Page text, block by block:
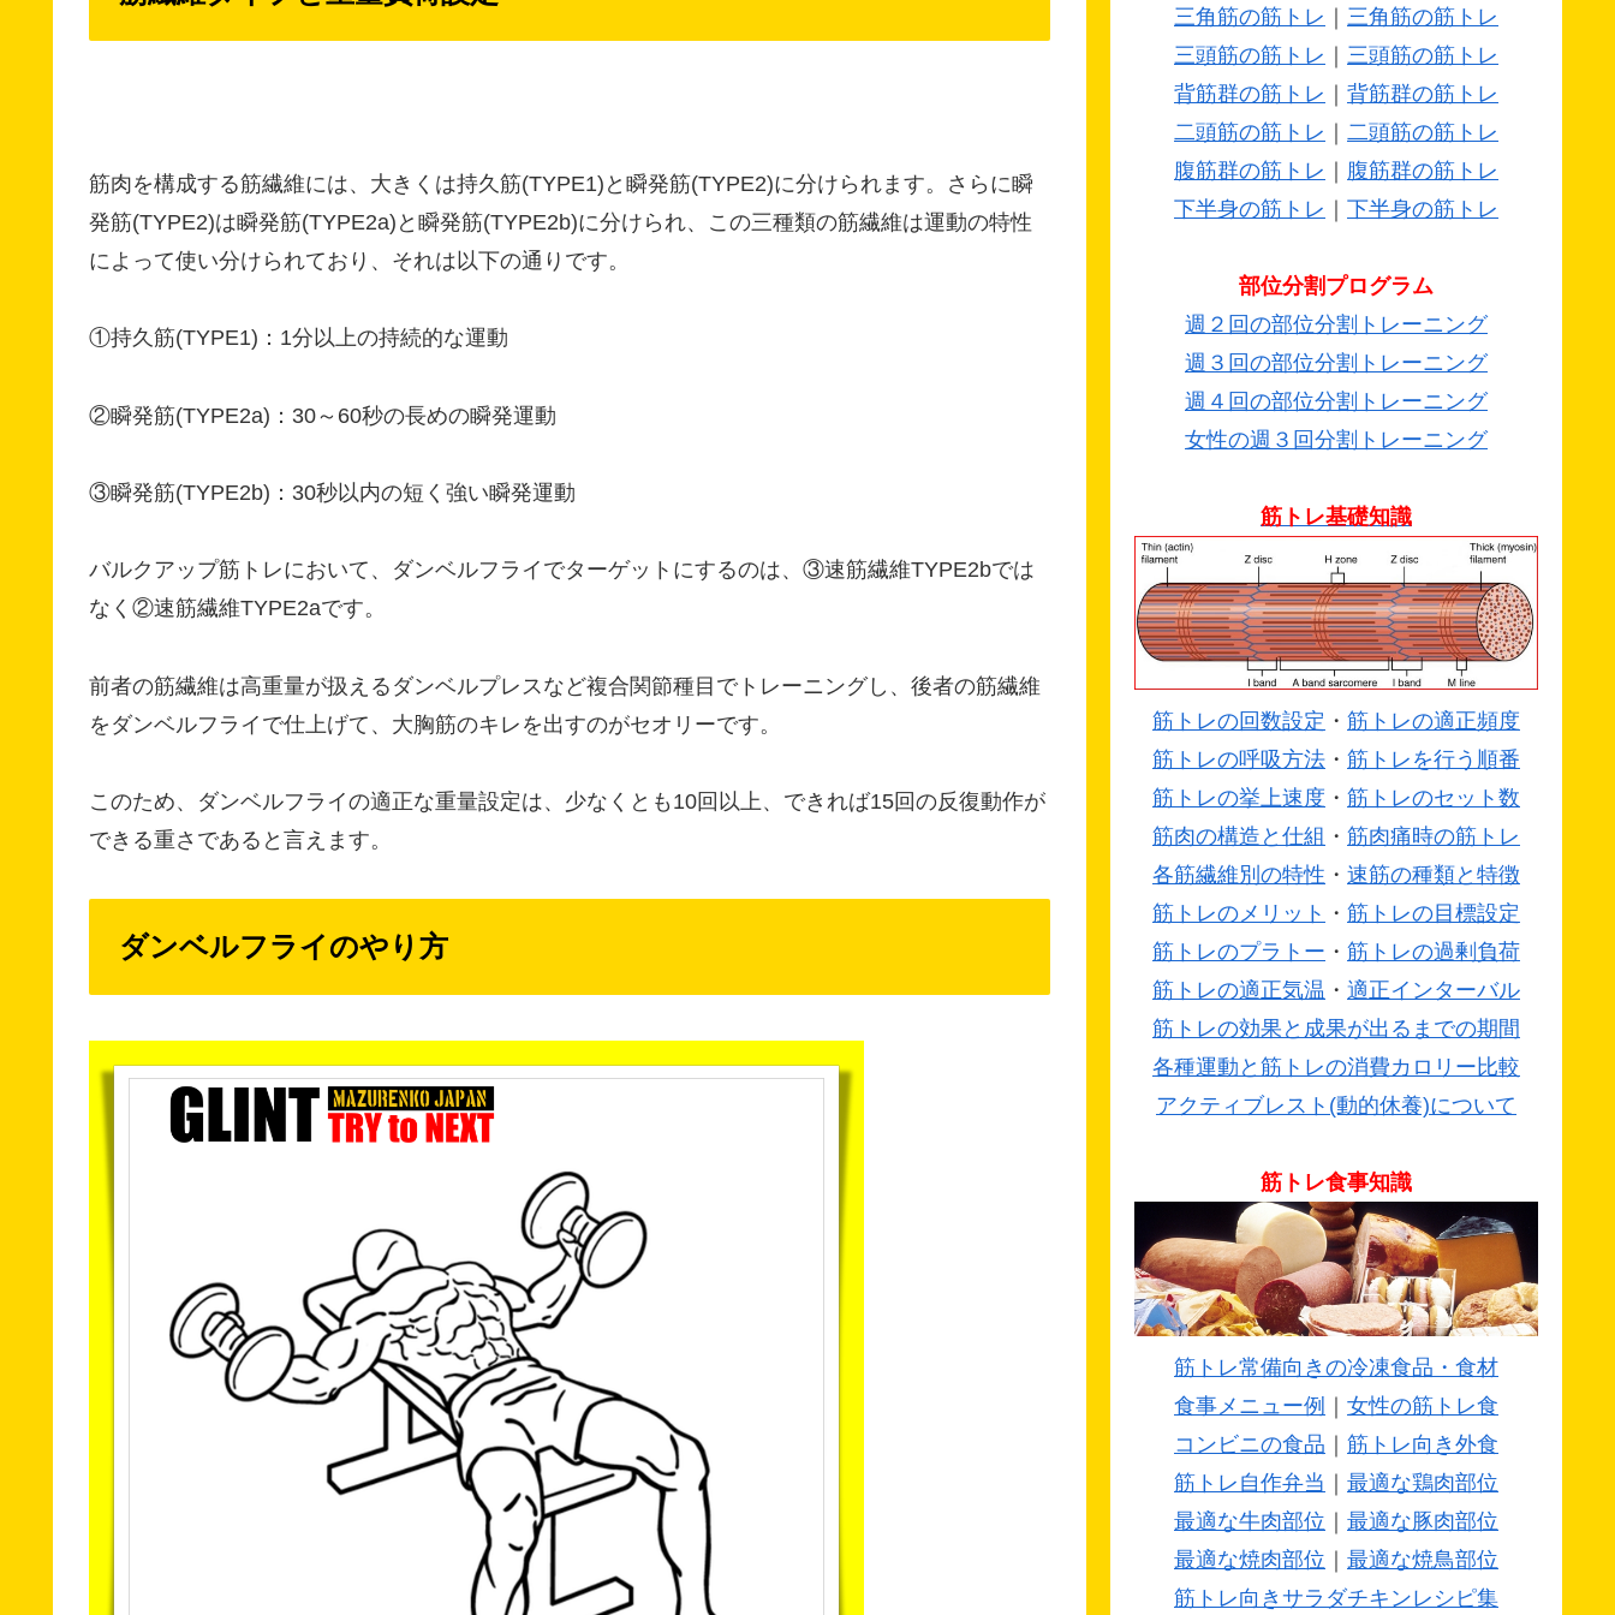
筋肉を構成する筋繊維には、大きくは持久筋(TYPE1)と瞬発筋(TYPE2)に分けられます。さらに瞬
発筋(TYPE2)は瞬発筋(TYPE2a)と瞬発筋(TYPE2b)に分けられ、この三種類の筋繊維は運動の特性
によって使い分けられており、それは以下の通りです。
①持久筋(TYPE1)：1分以上の持続的な運動
②瞬発筋(TYPE2a)：30～60秒の長めの瞬発運動
③瞬発筋(TYPE2b)：30秒以内の短く強い瞬発運動
バルクアップ筋トレにおいて、ダンベルフライでターゲットにするのは、③速筋繊維TYPE2bでは
なく②速筋繊維TYPE2aです。
前者の筋繊維は高重量が扱えるダンベルプレスなど複合関節種目でトレーニングし、後者の筋繊維
をダンベルフライで仕上げて、大胸筋のキレを出すのがセオリーです。
このため、ダンベルフライの適正な重量設定は、少なくとも10回以上、できれば15回の反復動作が
できる重さであると言えます。
ダンベルフライのやり方
三角筋の筋トレ ｜ 三角筋の筋トレ
三頭筋の筋トレ ｜ 三頭筋の筋トレ
背筋群の筋トレ ｜ 背筋群の筋トレ
二頭筋の筋トレ ｜ 二頭筋の筋トレ
腹筋群の筋トレ ｜ 腹筋群の筋トレ
下半身の筋トレ ｜ 下半身の筋トレ
部位分割プログラム
週２回の部位分割トレーニング
週３回の部位分割トレーニング
週４回の部位分割トレーニング
女性の週３回分割トレーニング
筋トレ基礎知識
筋トレの回数設定 ・ 筋トレの適正頻度
筋トレの呼吸方法 ・ 筋トレを行う順番
筋トレの挙上速度 ・ 筋トレのセット数
筋肉の構造と仕組 ・ 筋肉痛時の筋トレ
各筋繊維別の特性 ・ 速筋の種類と特徴
筋トレのメリット ・ 筋トレの目標設定
筋トレのプラトー ・ 筋トレの過剰負荷
筋トレの適正気温 ・ 適正インターバル
筋トレの効果と成果が出るまでの期間
各種運動と筋トレの消費カロリー比較
アクティブレスト(動的休養)について
筋トレ食事知識
筋トレ常備向きの冷凍食品・食材
食事メニュー例
女性の筋トレ食
コンビニの食品
筋トレ向き外食
筋トレ自作弁当
最適な鶏肉部位
最適な牛肉部位
最適な豚肉部位
最適な焼肉部位
最適な焼鳥部位
筋トレ向きサラダチキンレシピ集